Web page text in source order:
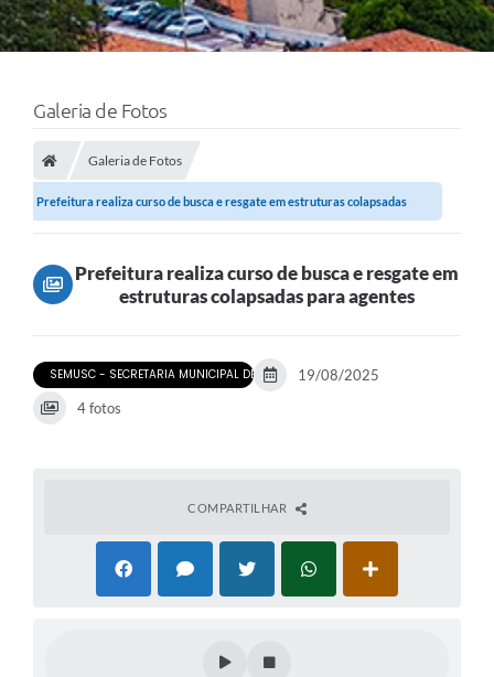
Galeria de Fotos
Galeria de Fotos
Prefeitura realiza curso de busca e resgate em estruturas colapsadas
Prefeitura realiza curso de busca e resgate em
estruturas colapsadas para agentes
SEMUSC - SECRETARIA MUNICIPAL DE SEGURANÇA COM CIDADANIA
19/08/2025
4 fotos
COMPARTILHAR